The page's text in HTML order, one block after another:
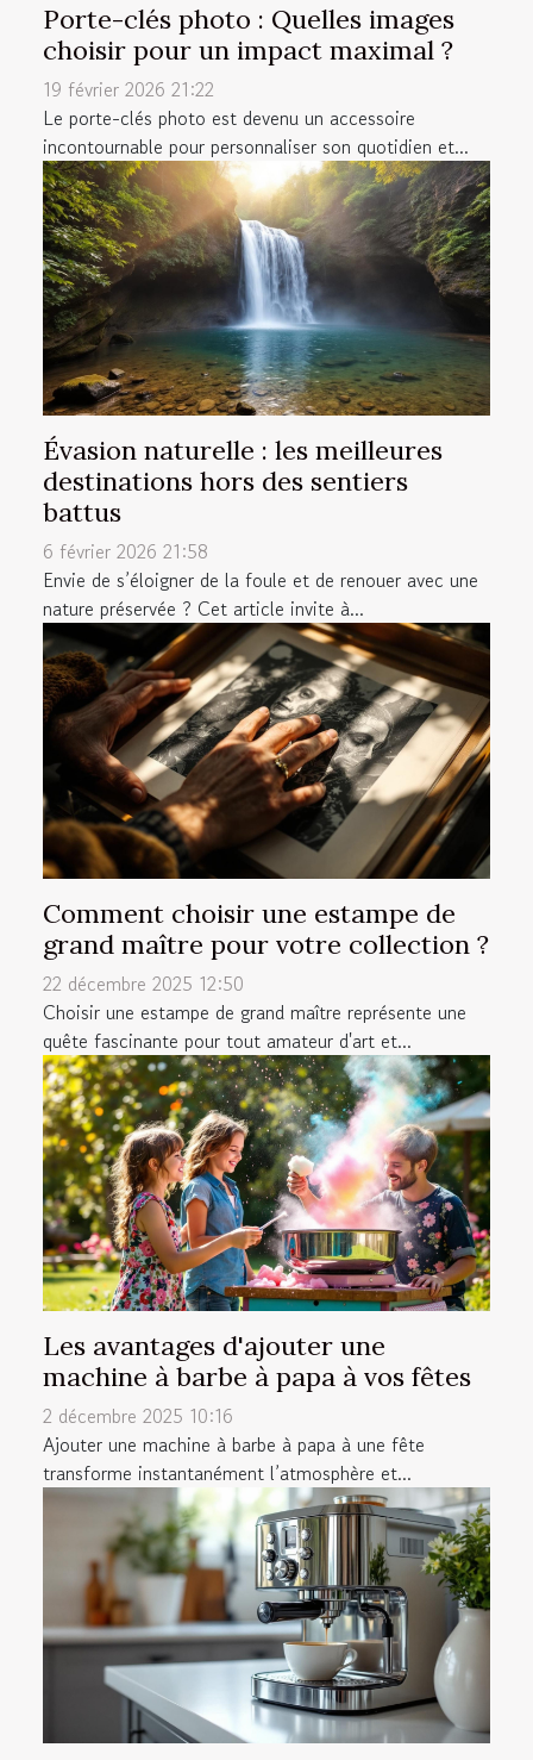
Porte-clés photo : Quelles images
choisir pour un impact maximal ?
19 février 2026 21:22
Le porte-clés photo est devenu un accessoire
incontournable pour personnaliser son quotidien et...
Évasion naturelle : les meilleures
destinations hors des sentiers
battus
6 février 2026 21:58
Envie de s’éloigner de la foule et de renouer avec une
nature préservée ? Cet article invite à...
Comment choisir une estampe de
grand maître pour votre collection ?
22 décembre 2025 12:50
Choisir une estampe de grand maître représente une
quête fascinante pour tout amateur d'art et...
Les avantages d'ajouter une
machine à barbe à papa à vos fêtes
2 décembre 2025 10:16
Ajouter une machine à barbe à papa à une fête
transforme instantanément l’atmosphère et...